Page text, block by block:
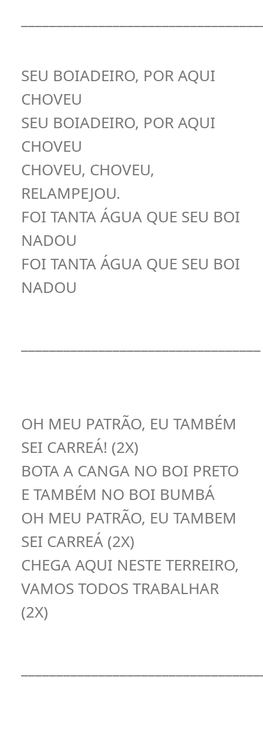
SEU BOIADEIRO, POR AQUI
CHOVEU
SEU BOIADEIRO, POR AQUI
CHOVEU
CHOVEU, CHOVEU,
RELAMPEJOU.
FOI TANTA ÁGUA QUE SEU BOI
NADOU
FOI TANTA ÁGUA QUE SEU BOI
NADOU
OH MEU PATRÃO, EU TAMBÉM
SEI CARREÁ! (2X)
BOTA A CANGA NO BOI PRETO
E TAMBÉM NO BOI BUMBÁ
OH MEU PATRÃO, EU TAMBEM
SEI CARREÁ (2X)
CHEGA AQUI NESTE TERREIRO,
VAMOS TODOS TRABALHAR
(2X)